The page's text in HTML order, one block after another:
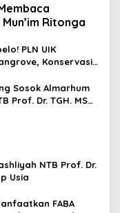
Ritonga
PLN UIK
Konservasi
Sosok Almarhum
Prof. Dr. TGH. MS
NTB Prof. Dr.
Usia
FABA